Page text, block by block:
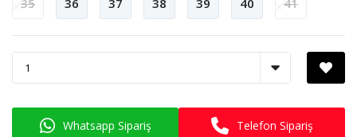
35 36 37 38 39 40 41
Whatsapp Sipariş Telefon Sipariş